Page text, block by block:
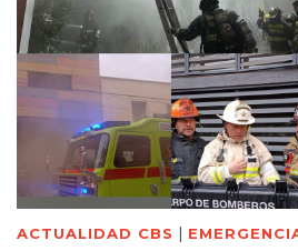
ACTUALIDAD CBS |